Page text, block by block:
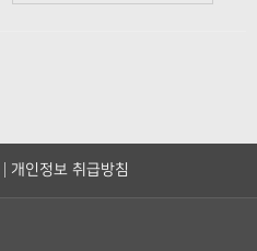
개인정보 취급방침